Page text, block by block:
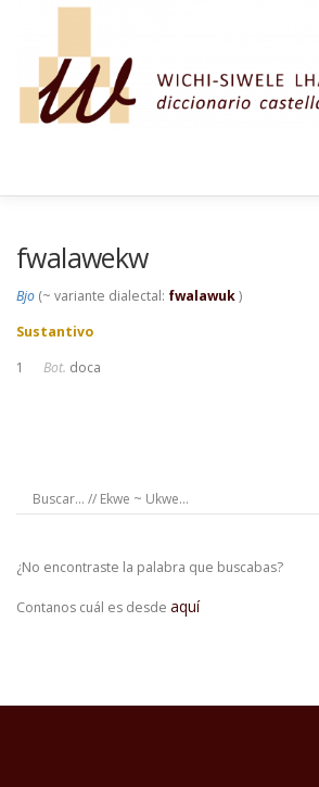
Saltar al contenido
fwalawekw
Bjo (~ variante dialectal: fwalawuk)
Sustantivo
1 Bot. doca
¿No encontraste la palabra que buscabas?
Contanos cuál es desde aquí